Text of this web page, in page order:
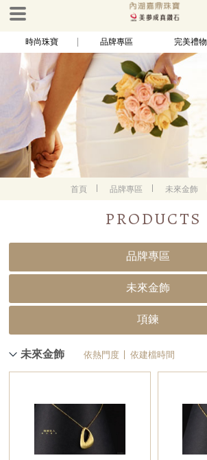
時尚珠寶 品牌專區 完美禮物
首頁 品牌專區 未來金飾
PRODUCTS
品牌專區
未來金飾
項鍊
未來金飾 依熱門度 依建檔時間